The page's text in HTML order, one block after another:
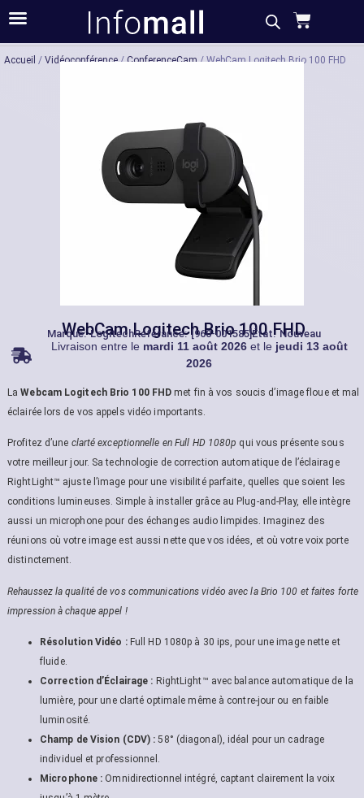
Acheter Description Caractéristiques
Accueil / Vidéoconférence/ConferenceCam/ WebCam Logitech Brio 100 FHD
WebCam Logitech Brio 100 FHD
Marque:LogitechRéférance: [960-001585]État: Nouveau
Livraison entre le mardi 11 août 2026et le jeudi 13 août
2026
LaWebcam Logitech Brio 100 FHD met fin à vos soucis d’image floue et mal
éclairée lors de vos appels vidéo importants.
Profitez d’une clarté exceptionnelle en Full HD 1080p qui vous présente sous
votre meilleur jour. Sa technologie de correction automatique de l’éclairage
RightLight™ ajuste l’image pour une visibilité parfaite, quelles que soient les
conditions lumineuses. Simple à installer grâce au Plug-and-Play, elle intègre
aussi un microphone pour des échanges audio limpides. Imaginez des
réunions où votre image est aussi nette que vos idées, et où votre voix porte
distinctement.
Rehaussez la qualité de vos communications vidéo avec la Brio 100 et faites forte
impression à chaque appel !
Résolution Vidéo :Full HD 1080p à 30 ips, pour une image nette et
fluide.
Correction d’Éclairage : RightLight™ avec balance automatique de la
lumière, pour une clarté optimale même à contre-jour ou en faible
luminosité.
Champ de Vision (CDV) : 58° (diagonal), idéal pour un cadrage
individuel et professionnel.
Microphone : Omnidirectionnel intégré, captant clairement la voix